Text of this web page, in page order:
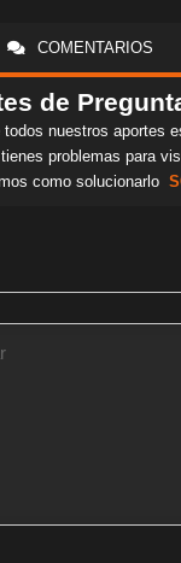
COMENTARIOS
de
todos nuestros aportes
problemas para
como solucionarlo